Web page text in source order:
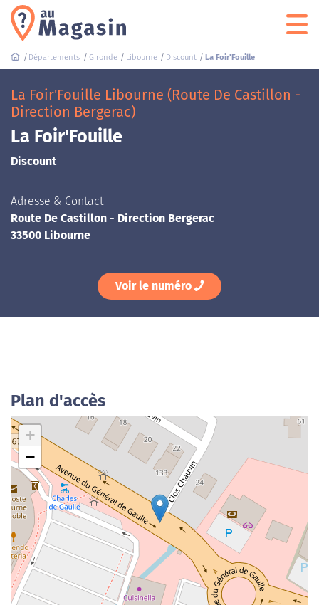
Départements Gironde Libourne Discount La Foir'Fouille
La Foir'Fouille Libourne (Route De Castillon -
Direction Bergerac)
La Foir'Fouille
Discount
Adresse & Contact
Route De Castillon - Direction Bergerac
33500 Libourne
Voir le numéro
Plan d'accès
+
−